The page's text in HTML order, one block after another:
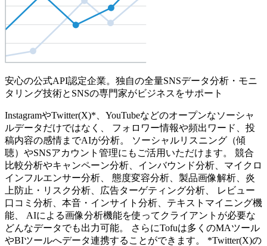
安心の公式API認定企業。独自の全量SNSデータ分析・モニ
タリング技術とSNSの専門家がビジネスをサポート
InstagramやTwitter(X)*、YouTubeなどのオープンなソーシャ
ルデータだけではなく、 フォロワー情報や頻出ワード、投
稿内容の感情までAIが分析。 ソーシャルリスニング（傾
聴）やSNSアカウント管理にもご活用いただけます。 競合
比較分析やキャンペーン分析、インバウンド分析、マイクロ
インフルエンサー分析、 態度変容分析、製品画像解析、炎
上防止・リスク分析、広告ターゲティング分析、 レビュー
口コミ分析、本音・インサイト分析、テキストマイニング機
能、 AIによる画像分析機能を使ってクライアントが必要な
どんなデータでも出力可能。 さらにTofuは多くのMAツール
やBIツールへデータ連携することができます。 *Twitter(X)の